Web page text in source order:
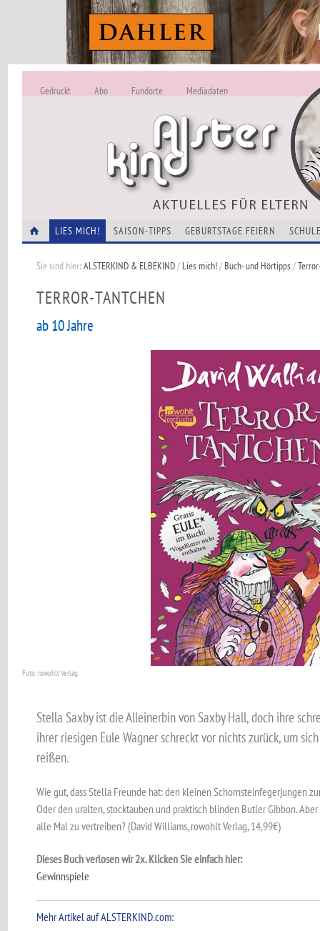
ALSTERKIND -
Alles Neu
Gedruckt Abo Fundorte Mediadaten
LIES MICH! SAISON-TIPPS GEBURTSTAGE FEIERN
Sie sind hier:ALSTERKIND & ELBEKIND/Lies mich!/Buch- und Hörtipps/
TERROR-TANTCHEN
ab 10 Jahre
Foto: rowohlt Verlag
Stella Saxby ist die Alleinerbin von Saxby Hall, doch ihre
ihrer riesigen Eule Wagner schreckt vor nichts zurück, um
reißen.
Wie gut, dass Stella Freunde hat: den kleinen Schornsteinfegerjungen
Oder den uralten, stocktauben und praktisch blinden Butler Gibbon.
alle Mal zu vertreiben? (David Williams, rowohlt Verlag, 14,99€)
Dieses Buch verlosen wir 2x. Klicken Sie einfach hier:
Gewinnspiele
Mehr Artikel auf ALSTERKIND.com: